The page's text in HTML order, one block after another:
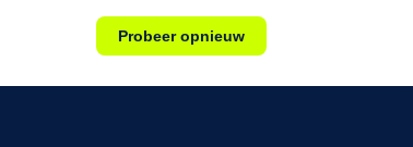
Probeer opnieuw